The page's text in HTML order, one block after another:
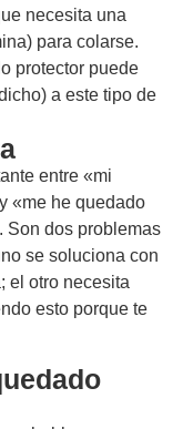
necesita una
para colarse.
protector puede
a este tipo de
entre «mi
«me he quedado
Son dos problemas
se soluciona con
el otro necesita
esto porque te